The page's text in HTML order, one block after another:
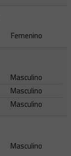
Femenino
Masculino
Masculino
Masculino
Masculino